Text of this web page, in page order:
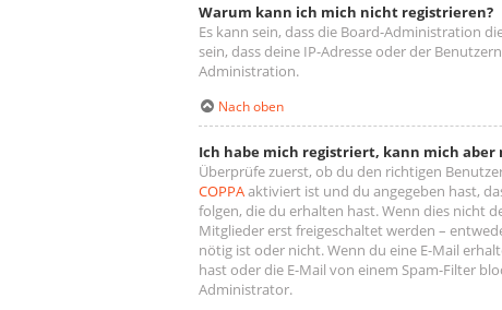
Warum kann ich mich nicht registrieren?
Es kann sein, dass die Board-Administration
sein, dass deine IP-Adresse oder der
Administration.
Nach oben
Ich habe mich registriert, kann mich
Überprüfe zuerst, ob du den richtigen
COPPAaktiviert ist und du angegeben hast,
folgen, die du erhalten hast. Wenn dies nicht
Mitglieder erst freigeschaltet werden –
nötig ist oder nicht. Wenn du eine E-Mail
hast oder die E-Mail von einem Spam-Filter
Administrator.